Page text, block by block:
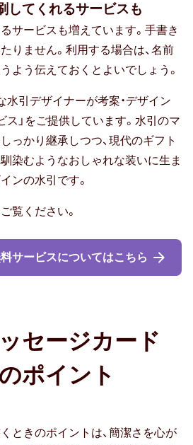
してくれるサービスも
サービスも増えています。手書き
りません。利用する場合は、名前
よう伝えておくとよいでしょう。
水引デザイナーが考案・デザイン
ス」をご提供しています。水引のマ
っかり継承しつつ、現代のギフト
染むようなおしゃれな装いに生ま
ンの水引です。
覧ください。
サービスについてはこちら
セージカード
ポイント
ときのポイントは、簡潔さを心が